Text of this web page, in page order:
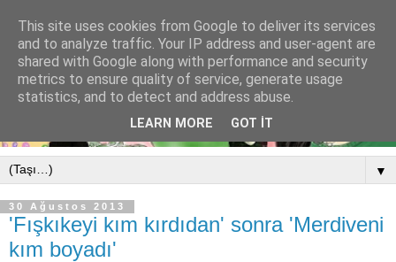
▼
30 Ağustos 2013
'Fışkıkeyi kım kırdıdan' sonra 'Merdiveni
kım boyadı'
This site uses cookies from Google to deliver its services
and to analyze traffic. Your IP address and user-agent are
shared with Google along with performance and security
metrics to ensure quality of service, generate usage
statistics, and to detect and address abuse.
LEARN MORE GOT IT